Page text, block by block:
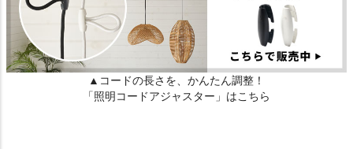
▲コードの長さを、かんたん調整！
「照明コードアジャスター」はこちら